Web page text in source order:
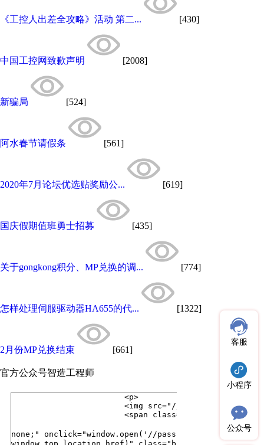
《工控人出差全攻略》活动 第二... [430]
中国工控网致歉声明 [2008]
新骗局 [524]
阿水春节请假条 [561]
2020年7月论坛优选贴奖励公... [619]
国庆假期值班勇士招募 [435]
关于gongkong积分、MP兑换的调... [774]
怎样处理伺服驱动器HA655的代... [1322]
2月份MP兑换结束 [661]
官方公众号智造工程师
客服
小程序
公众号